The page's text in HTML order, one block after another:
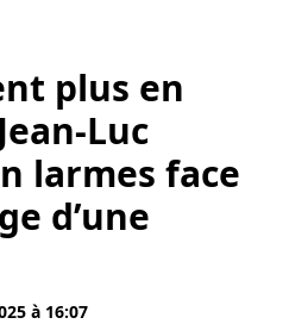
plus en
Luc
larmes face
d’une
à 16:07